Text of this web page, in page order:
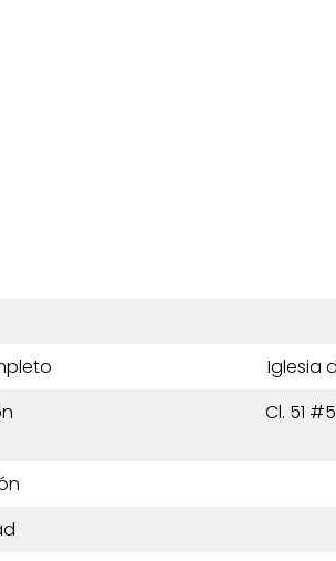
Iglesia
Cl. 51